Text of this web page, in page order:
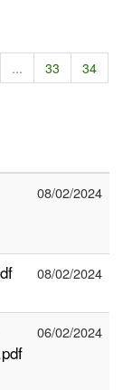
... 33
34
08/02/2024
08/02/2024
06/02/2024